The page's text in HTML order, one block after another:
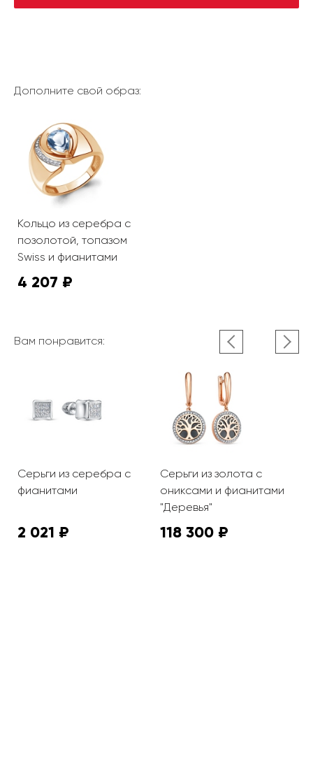
Дополните свой образ:
Кольцо из серебра с
позолотой, топазом
Swiss и фианитами
4 207 ₽
Вам понравится:
Серьги из серебра с
фианитами
2 021 ₽
Серьги из золота с
ониксами и фианитами
"Деревья"
118 300 ₽